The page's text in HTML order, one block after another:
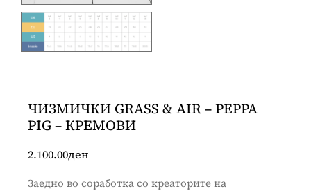
ЧИЗМИЧКИ GRASS & AIR – PEPPA
PIG – КРЕМОВИ
2.100.00ден
Заедно во соработка со креаторите на